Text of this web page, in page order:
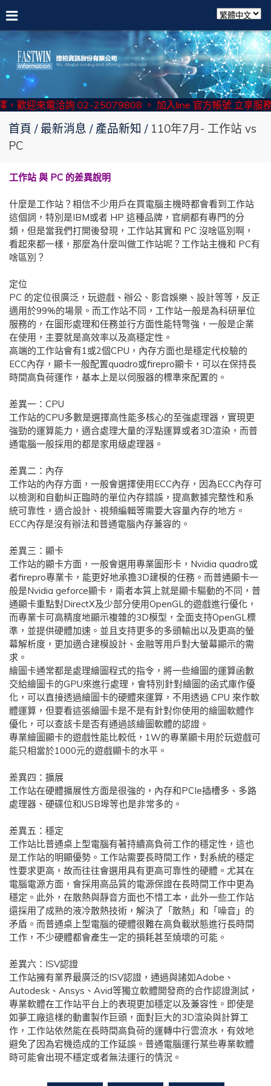
歡迎來電洽詢 02-25079808 。 加入line 官方帳號 立享服務!!!
首頁 最新消息 產品新知 110年7月- 工作站 vs
PC
工作站 與 PC 的差異說明
什麼是工作站？相信不少用戶在買電腦主機時都會看到工作站
這個詞，特別是IBM或者 HP 這種品牌，官網都有專門的分
類，但是當我們打開後發現，工作站其實和 PC 沒啥區別啊，
看起來都一樣，那麼為什麼叫做工作站呢？工作站主機和 PC有
啥區別？
定位
PC 的定位很廣泛，玩遊戲、辦公、影音娛樂、設計等等，反正
適用於99%的場景。而工作站不同，工作站一般是為科研單位
服務的，在圖形處理和任務並行方面性能特彆強，一般是企業
在使用，主要就是高效率以及高穩定性。
高端的工作站會有1或2個CPU，內存方面也是穩定代校驗的
ECC內存，顯卡一般配置quadro或firepro顯卡，可以在保持長
時間高負荷運作，基本上是以伺服器的標準來配置的。
差異一：CPU
工作站的CPU多數是選擇高性能多核心的至強處理器，實現更
強勁的運算能力，適合處理大量的浮點運算或者3D渲染，而普
通電腦一般採用的都是家用級處理器。
差異二：內存
工作站的內存方面，一般會選擇使用ECC內存，因為ECC內存可
以檢測和自動糾正臨時的單位內存錯誤，提高數據完整性和系
統可靠性，適合設計、視頻編輯等需要大容量內存的地方。
ECC內存是沒有辦法和普通電腦內存兼容的。
差異三：顯卡
工作站的顯卡方面，一般會選用專業圖形卡，Nvidia quadro或
者firepro專業卡，能更好地承擔3D建模的任務。而普通顯卡一
般是Nvidia geforce顯卡，兩者本質上就是顯卡驅動的不同，普
通顯卡重點對DirectX及少部分使用OpenGL的遊戲進行優化，
而專業卡可高精度地顯示複雜的3D模型，全面支持OpenGL標
準，並提供硬體加速。並且支持更多的多頭輸出以及更高的螢
幕解析度，更加適合建模設計、金融等用戶對大螢幕顯示的需
求。
繪圖卡通常都是處理繪圖程式的指令，將一些繪圖的運算函數
交給繪圖卡的GPU來進行處理，會特別針對繪圖的函式庫作優
化，可以直接透過繪圖卡的硬體來運算，不用透過 CPU 來作軟
體運算，但要看這張繪圖卡是不是有針對你使用的繪圖軟體作
優化，可以查該卡是否有通過該繪圖軟體的認證。
專業繪圖顯卡的遊戲性能比較低，1W的專業顯卡用於玩遊戲可
能只相當於1000元的遊戲顯卡的水平。
差異四：擴展
工作站在硬體擴展性方面是很強的，內存和PCIe插槽多、多路
處理器、硬碟位和USB埠等也是非常多的。
差異五：穩定
工作站比普通桌上型電腦有著持續高負荷工作的穩定性，這也
是工作站的明顯優勢。工作站需要長時間工作，對系統的穩定
性要求更高，故而往往會選用具有更高可靠性的硬體。尤其在
電腦電源方面，會採用高品質的電源保證在長時間工作中更為
穩定。此外，在散熱與靜音方面也不惜工本，此外一些工作站
還採用了成熟的液冷散熱技術，解決了「散熱」和「噪音」的
矛盾。而普通桌上型電腦的硬體很難在高負載狀態進行長時間
工作，不少硬體都會產生一定的損耗甚至燒壞的可能。
差異六：ISV認證
工作站擁有業界最廣泛的ISV認證，通過與諸如Adobe、
Autodesk、Ansys、Avid等獨立軟體開發商的合作認證測試，
專業軟體在工作站平台上的表現更加穩定以及兼容性。即使是
如夢工廠這樣的動畫製作巨頭，面對巨大的3D渲染與計算工
作，工作站依然能在長時間高負荷的運轉中行雲流水，有效地
避免了因為宕機造成的工作延誤。普通電腦運行某些專業軟體
時可能會出現不穩定或者無法運行的情況。